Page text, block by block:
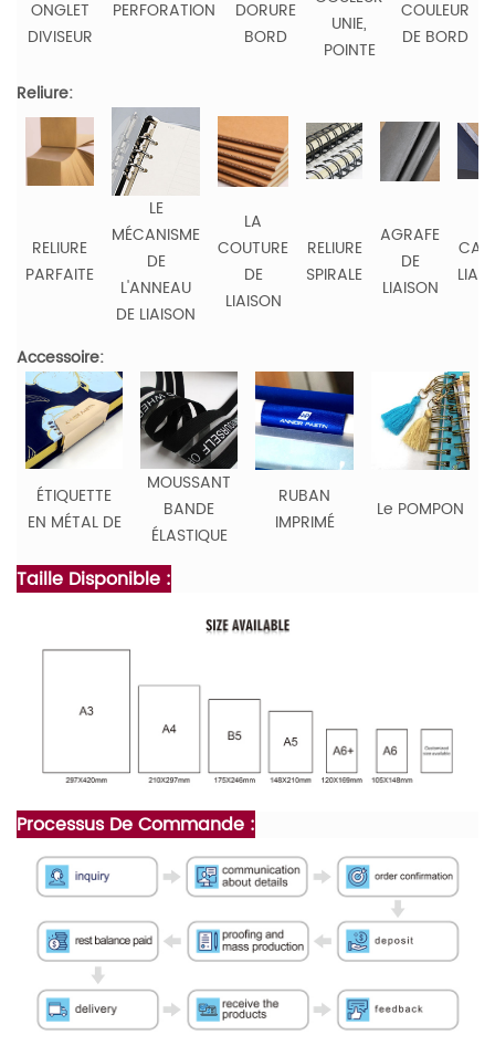
ONGLET
DIVISEUR
PERFORATION
DORURE
BORD
UNIE,
POINTE
COULEUR
DE BORD
Reliure:
RELIURE
PARFAITE
LE
MÉCANISME
DE
L'ANNEAU
DE LIAISON
LA
COUTURE
DE
LIAISON
RELIURE
SPIRALE
AGRAFE
DE
LIAISON
CAS
Accessoire:
ÉTIQUETTE
EN MÉTAL DE
MOUSSANT
BANDE
ÉLASTIQUE
RUBAN
IMPRIMÉ
Le POMPON
Taille Disponible :
Processus De Commande :